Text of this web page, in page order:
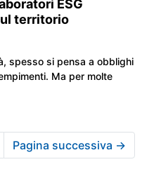
ESG
territorio
spesso si pensa a obblighi
Ma per molte
Pagina successiva →